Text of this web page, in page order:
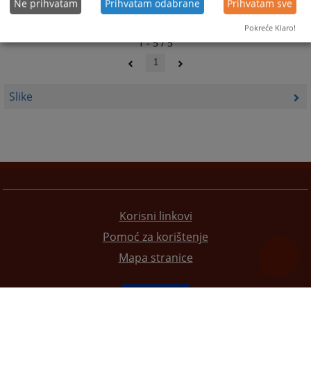
Slike
dates.
dates.
1 - 5 / 5
1
Korisni linkovi
Pomoć za korištenje
Mapa stranice
Ne prihvatam Prihvatam odabrane Prihvatam sve
Pokreće Klaro!